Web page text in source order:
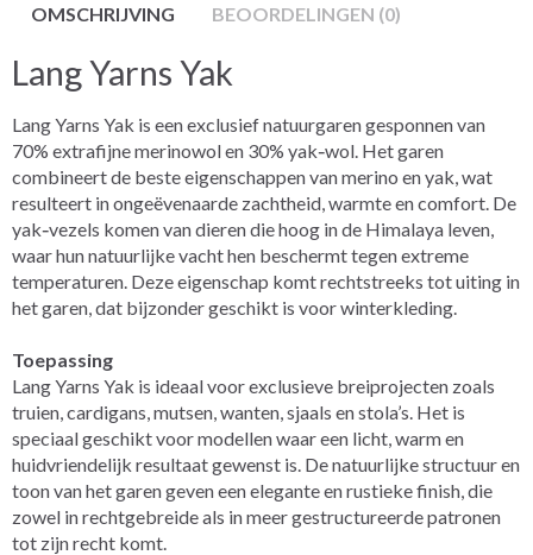
OMSCHRIJVING BEOORDELINGEN (0)
Lang Yarns Yak
Lang Yarns Yak is een exclusief natuurgaren gesponnen van
70% extrafijne merinowol en 30% yak‑wol. Het garen
combineert de beste eigenschappen van merino en yak, wat
resulteert in ongeëvenaarde zachtheid, warmte en comfort. De
yak‑vezels komen van dieren die hoog in de Himalaya leven,
waar hun natuurlijke vacht hen beschermt tegen extreme
temperaturen. Deze eigenschap komt rechtstreeks tot uiting in
het garen, dat bijzonder geschikt is voor winterkleding.
Toepassing
Lang Yarns Yak is ideaal voor exclusieve breiprojecten zoals
truien, cardigans, mutsen, wanten, sjaals en stola’s. Het is
speciaal geschikt voor modellen waar een licht, warm en
huidvriendelijk resultaat gewenst is. De natuurlijke structuur en
toon van het garen geven een elegante en rustieke finish, die
zowel in rechtgebreide als in meer gestructureerde patronen
tot zijn recht komt.